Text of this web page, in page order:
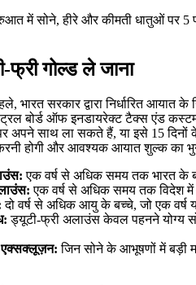
में सोने, हीरे और कीमती धातुओं पर
फ्री गोल्ड ले जाना
भारत सरकार द्वारा निर्धारित
बोर्ड ऑफ इनडायरेक्ट टैक्स एंड
अपने साथ ला सकते हैं, या इसे 15
होगी और आवश्यक आयात शुल्क का
एक वर्ष से अधिक समय तक भारत के
एक वर्ष से अधिक समय तक विदेश में
दो वर्ष से अधिक आयु के बच्चे, जो एक वर्ष
ड्यूटी-फ्री अलाउंस केवल पहनने योग्य
जिन सोने के आभूषणों में बड़ी